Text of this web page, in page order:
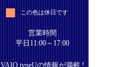
この色は休日です
営業時間
平日11:00～17:00
VAIO typeUの情報が満載 !